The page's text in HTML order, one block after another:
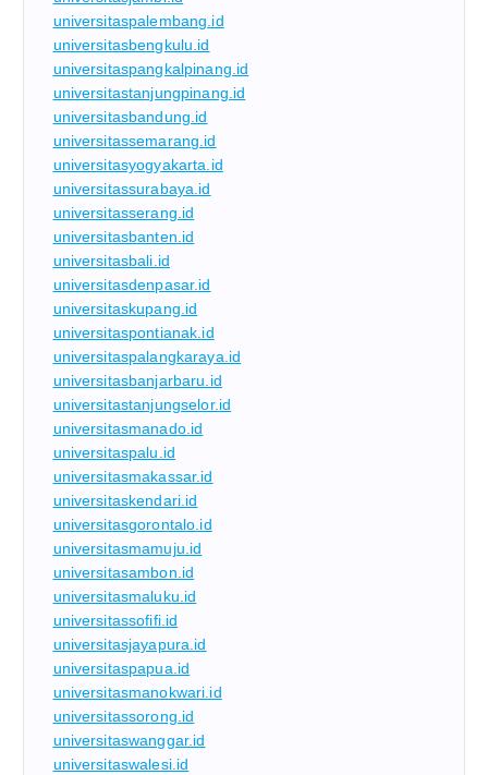
universitaspalembang.id
universitasbengkulu.id
universitaspangkalpinang.id
universitastanjungpinang.id
universitasbandung.id
universitassemarang.id
universitasyogyakarta.id
universitassurabaya.id
universitasserang.id
universitasbanten.id
universitasbali.id
universitasdenpasar.id
universitaskupang.id
universitaspontianak.id
universitaspalangkaraya.id
universitasbanjarbaru.id
universitastanjungselor.id
universitasmanado.id
universitaspalu.id
universitasmakassar.id
universitaskendari.id
universitasgorontalo.id
universitasmamuju.id
universitasambon.id
universitasmaluku.id
universitassofifi.id
universitasjayapura.id
universitaspapua.id
universitasmanokwari.id
universitassorong.id
universitaswanggar.id
universitaswalesi.id